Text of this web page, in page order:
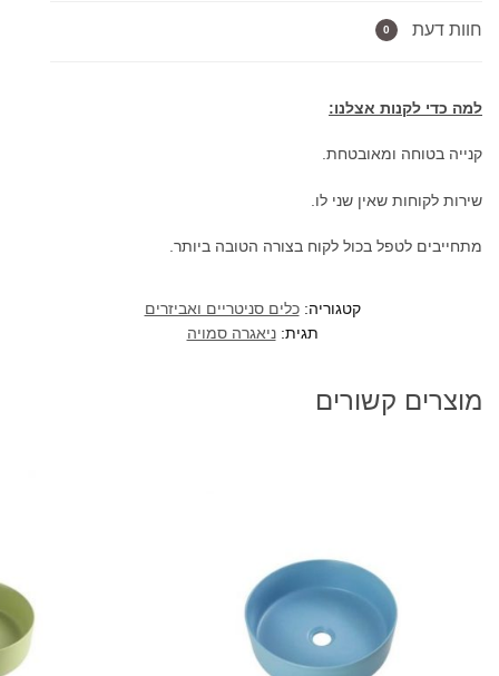
+
אסלה
שחורה
חוות דעת 0
למה כדי לקנות אצלנו:
קנייה בטוחה ומאובטחת.
שירות לקוחות שאין שני לו.
מתחייבים לטפל בכול לקוח בצורה הטובה ביותר.
קטגוריה:כלים סניטריים ואביזרים
תגית:ניאגרה סמויה
מוצרים קשורים